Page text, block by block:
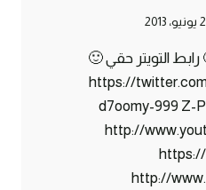
2013
التويتر حقي 🙂
https://
d7oomy-999 Z-
http://
http://